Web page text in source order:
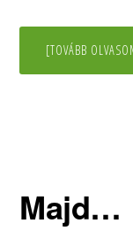
[TOVÁBB
Majd…